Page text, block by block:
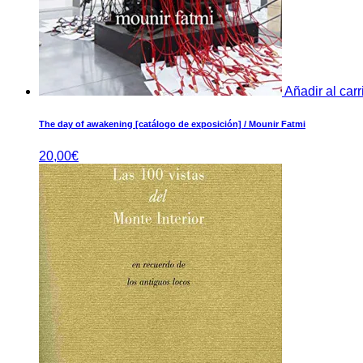
Añadir al
The day of awakening [catálogo de exposición] / Mounir Fatmi
20,00€